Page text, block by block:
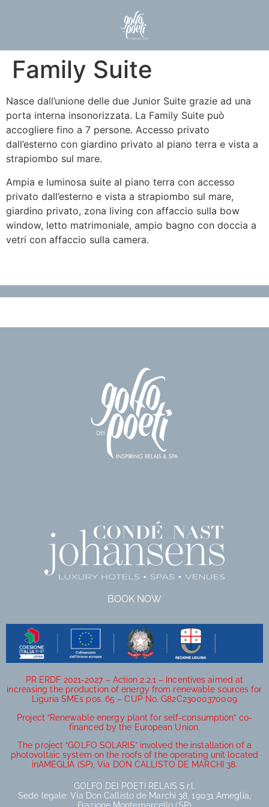
Family Suite
Nasce dall’unione delle due Junior Suite grazie ad una
porta interna insonorizzata. La Family Suite può
accogliere fino a 7 persone. Accesso privato
dall’esterno con giardino privato al piano terra e vista a
strapiombo sul mare.
Ampia e luminosa suite al piano terra con accesso
privato dall’esterno e vista a strapiombo sul mare,
giardino privato, zona living con affaccio sulla bow
window, letto matrimoniale, ampio bagno con doccia a
vetri con affaccio sulla camera.
BOOK NOW
PR ERDF 2021-2027 – Action 2.2.1 – Incentives aimed at
increasing the production of energy from renewable sources for
Liguria SMEs pos. 65 – CUP No. G82C23000370009
Project “Renewable energy plant for self-consumption” co-
financed by the European Union.
The project “GOLFO SOLARIS” involved the installation of a
photovoltaic system on the roofs of the operating unit located
inAMEGLIA (SP), Via DON CALLISTO DE MARCHI 38.
GOLFO DEI POETI RELAIS S.r.l.
Sede legale: Via Don Callisto de Marchi 38, 19031 Ameglia,